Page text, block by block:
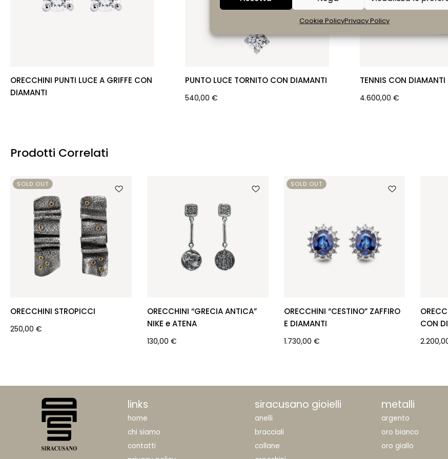
Cookie PolicyPrivacy Policy
ORECCHINI PUNTI LUCE A GRIFFE CON
DIAMANTI
PUNTO LUCE TORNITO CON DIAMANTI
540,00 €
TENNIS CON DIAMANTI
4.600,00 €
Prodotti Correlati
SOLD OUT
ORECCHINI STROPICCI
250,00 €
ORECCHINI “GRECIA ANTICA”
NIKE e ATENA
130,00 €
SOLD OUT
ORECCHINI “CESTINO” ZAFFIRO
E DIAMANTI
1.730,00 €
CON
links
home
chi siamo
contatti
siracusano gioielli
anelli
bracciali
collane
metalli
argento
oro bianco
oro giallo